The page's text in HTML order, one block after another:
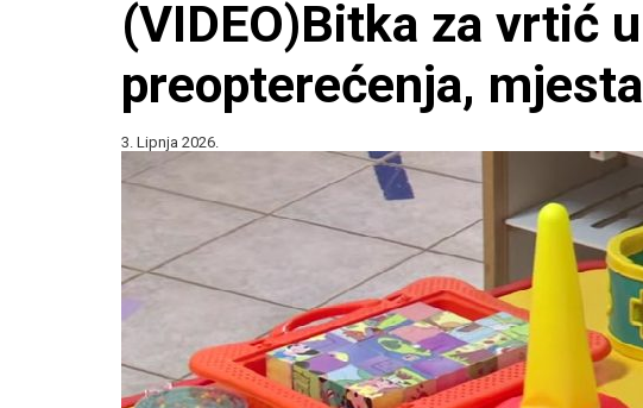
(VIDEO)Bitka za vrtić
preopterećenja,
3. Lipnja 2026.